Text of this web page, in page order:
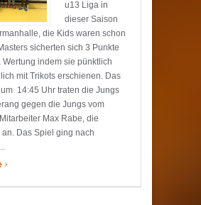
u13 Liga in
dieser Saison
die Kids waren schon
sicherten sich 3 Punkte
Wertung indem sie pünktlich
mit Trikots erschienen. Das
14:45 Uhr traten die Jungs
gegen die Jungs vom
Max Rabe, die
an. Das Spiel ging nach
›